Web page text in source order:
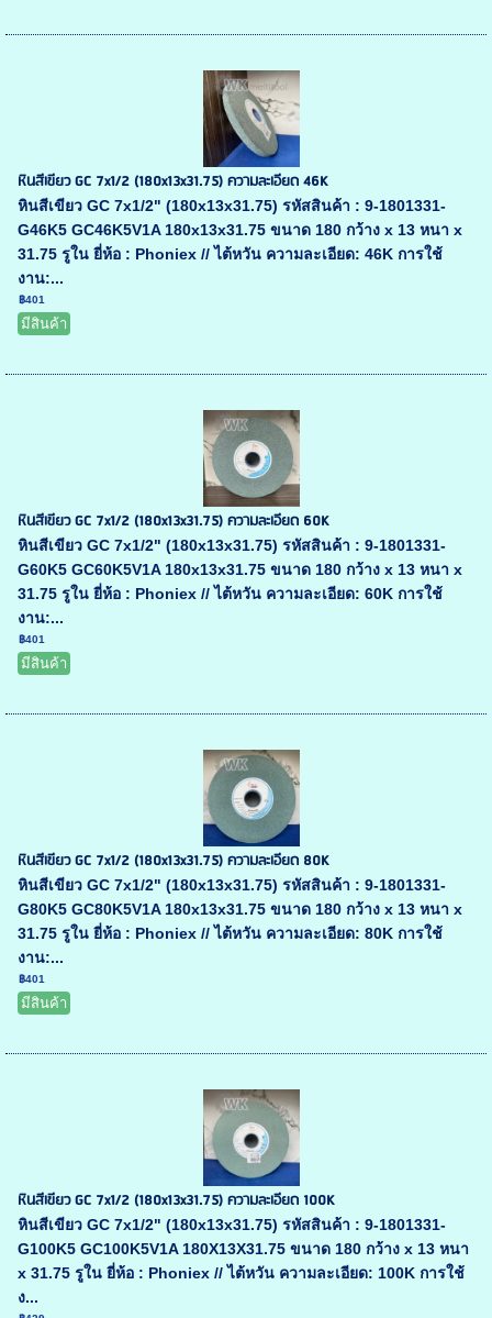
หินสีเขียว GC 7x1/2 (180x13x31.75) ความละเอียด 46K
หินสีเขียว GC 7x1/2" (180x13x31.75) รหัสสินค้า : 9-1801331-
G46K5 GC46K5V1A 180x13x31.75 ขนาด 180 กว้าง x 13 หนา x
31.75 รูใน ยี่ห้อ : Phoniex // ไต้หวัน ความละเอียด: 46K การใช้
งาน:...
฿401
มีสินค้า
หินสีเขียว GC 7x1/2 (180x13x31.75) ความละเอียด 60K
หินสีเขียว GC 7x1/2" (180x13x31.75) รหัสสินค้า : 9-1801331-
G60K5 GC60K5V1A 180x13x31.75 ขนาด 180 กว้าง x 13 หนา x
31.75 รูใน ยี่ห้อ : Phoniex // ไต้หวัน ความละเอียด: 60K การใช้
งาน:...
฿401
มีสินค้า
หินสีเขียว GC 7x1/2 (180x13x31.75) ความละเอียด 80K
หินสีเขียว GC 7x1/2" (180x13x31.75) รหัสสินค้า : 9-1801331-
G80K5 GC80K5V1A 180x13x31.75 ขนาด 180 กว้าง x 13 หนา x
31.75 รูใน ยี่ห้อ : Phoniex // ไต้หวัน ความละเอียด: 80K การใช้
งาน:...
฿401
มีสินค้า
หินสีเขียว GC 7x1/2 (180x13x31.75) ความละเอียด 100K
หินสีเขียว GC 7x1/2" (180x13x31.75) รหัสสินค้า : 9-1801331-
G100K5 GC100K5V1A 180X13X31.75 ขนาด 180 กว้าง x 13 หนา
x 31.75 รูใน ยี่ห้อ : Phoniex // ไต้หวัน ความละเอียด: 100K การใช้
ง...